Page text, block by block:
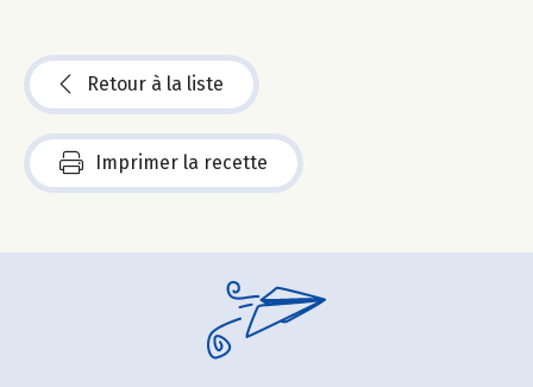
Retour à la liste
Imprimer la recette